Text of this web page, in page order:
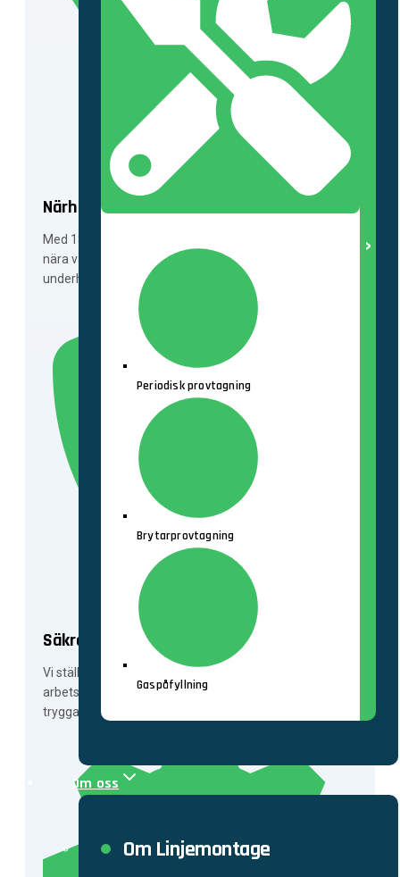
Periodisk provtagning
Brytarprovtagning
Gaspåfyllning
Om oss
Om Linjemontage
Närhet till dig
Med 18 kontor i Sverige och två i Norge finns vi alltid
nära våra kunder och kan stötta dem i både drift och
underhåll.
Säkra leveranser
Vi ställer mycket höga krav på medarbetarnas
arbetsmiljö och säkerhet samt att våra lösningar är
trygga att använda.